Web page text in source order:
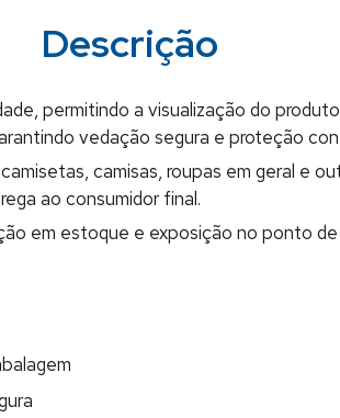
Descrição
permitindo a visualização do
vedação segura e proteção
camisas, roupas em geral e
ao consumidor final.
em estoque e exposição no ponto